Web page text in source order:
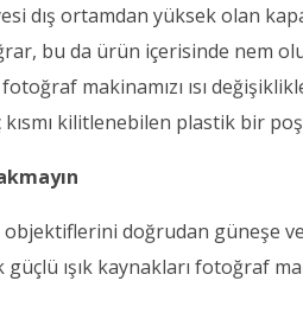
dış ortamdan yüksek olan
bu da ürün içerisinde nem
makinamızı ısı
kısmı kilitlenebilen plastik bir
objektiflerini doğrudan güneşe
güçlü ışık kaynakları fotoğraf